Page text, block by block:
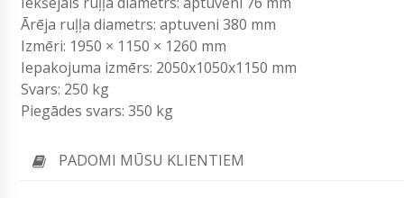
Ārēja ruļļa diametrs: aptuveni 380 mm
Izmēri: 1950 × 1150 × 1260 mm
Iepakojuma izmērs: 2050x1050x1150 mm
Svars: 250 kg
Piegādes svars: 350 kg
PADOMI MŪSU KLIENTIEM